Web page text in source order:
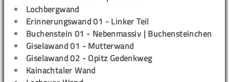
Lochbergwand
Erinnerungswand 01 - Linker Teil
Buchenstein 01 - Nebenmassiv | Buchensteinchen
Giselawand 01 - Mutterwand
Giselawand 02 - Opitz Gedenkweg
Kainachtaler Wand